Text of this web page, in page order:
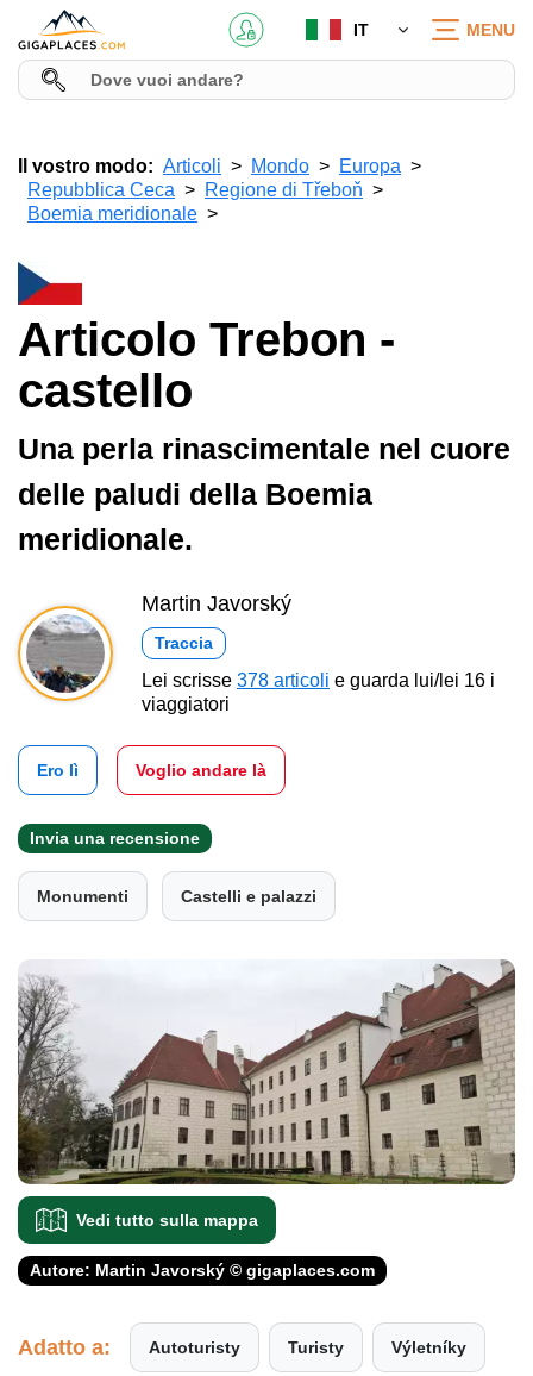
IT MENU
Il vostro modo: Articoli Mondo
Europa
Repubblica Ceca
Regione di Třeboň
Boemia meridionale
Articolo Trebon -
castello
Una perla rinascimentale nel cuore
delle paludi della Boemia
meridionale.
Martin Javorský
Traccia
Lei scrisse 378 articoli e guarda lui/lei 16 i
viaggiatori
Ero lì Voglio andare là
Invia una recensione
Monumenti Castelli e palazzi
Vedi tutto sulla mappa
Autore: Martin Javorský © gigaplaces.com
Adatto a: Autoturisty Turisty Výletníky